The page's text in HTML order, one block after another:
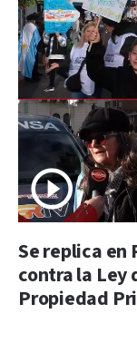
Se replica en
contra la Ley
Propiedad